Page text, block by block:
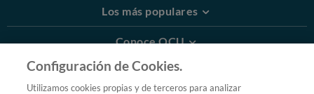
Los más populares
Conoce OCU
Más Información
Configuración de Cookies.
Utilizamos cookies propias y de terceros para analizar